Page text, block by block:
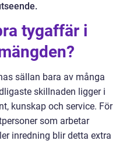
tygaffär i
sällan bara av många
skillnaden ligger i
kunskap och service. För
som arbetar
inredning blir detta extra